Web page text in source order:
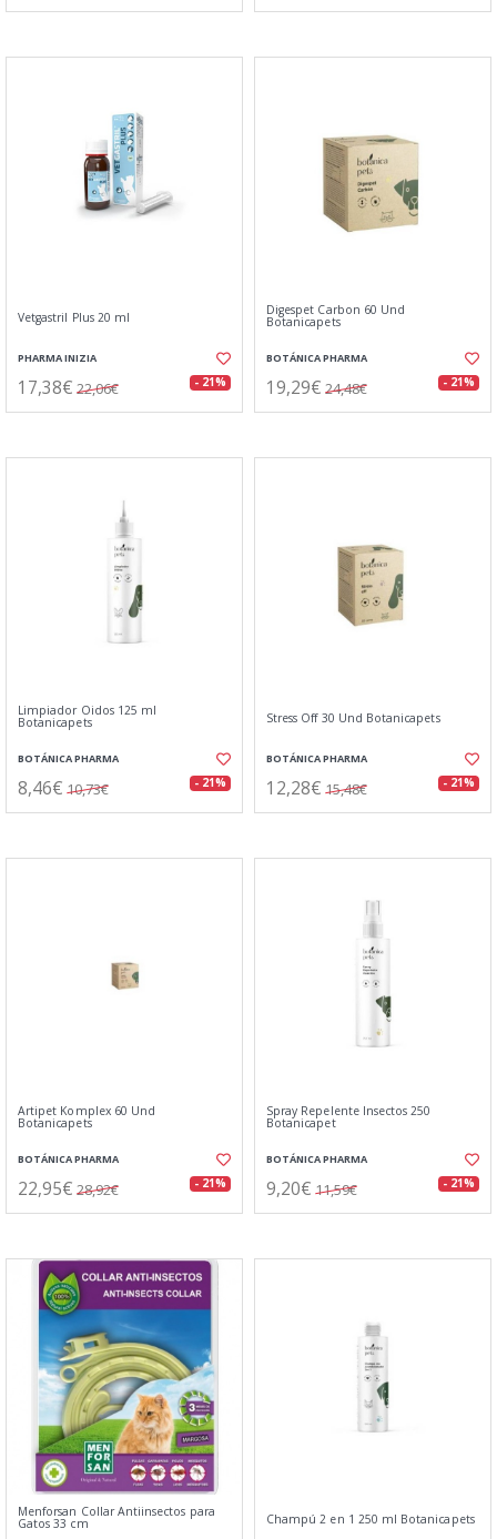
Vetgastril Plus 20 ml
PHARMA INIZIA
17,38€ 22,06€ - 21%
Digespet Carbon 60 Und
Botanicapets
BOTÁNICA PHARMA
19,29€ 24,48€ - 21%
Limpiador Oidos 125 ml
Botanicapets
BOTÁNICA PHARMA
8,46€ 10,73€ - 21%
Stress Off 30 Und Botanicapets
BOTÁNICA PHARMA
12,28€ 15,48€ - 21%
Artipet Komplex 60 Und
Botanicapets
BOTÁNICA PHARMA
22,95€ 28,92€ - 21%
Spray Repelente Insectos 250
Botanicapet
BOTÁNICA PHARMA
9,20€ 11,59€ - 21%
Menforsan Collar Antiinsectos para
Gatos 33 cm Champú 2 en 1 250 ml Botanicapets